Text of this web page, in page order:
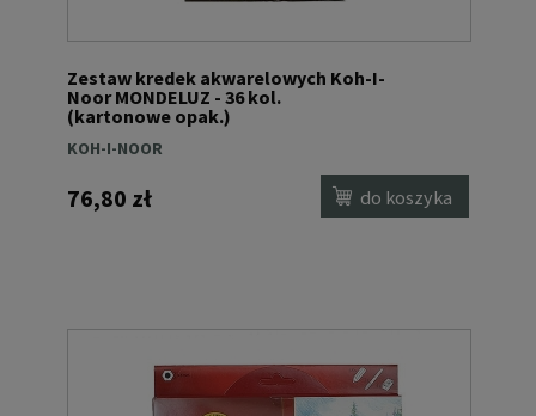
Zestaw kredek akwarelowych Koh-I-
Noor MONDELUZ - 36 kol.
(kartonowe opak.)
KOH-I-NOOR
76,80 zł do koszyka